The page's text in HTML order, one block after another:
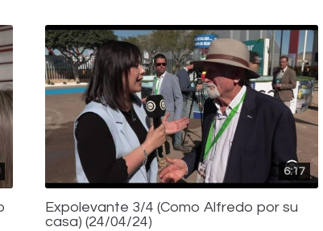
6:17
Expolevante 3/4 (Como Alfredo por su
casa) (24/04/24)